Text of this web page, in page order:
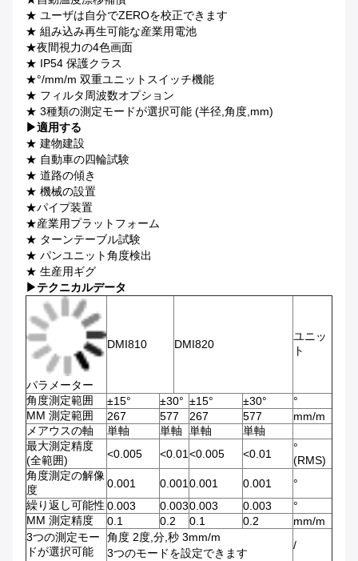
★ ユーザは自分でZEROを校正できます
★ 組み込み再生可能な産業用電池
★夜間視力の4色画面
★ IP54 保護クラス
★°/mm/m 双重ユニットスイッチ機能
★ フィルタ周波数オプション
★ 3種類の測定モードが選択可能 (半径,角度,mm)
▶適用する
★ 建物建設
★ 自動車の四輪試験
★ 道路の傾き
★ 機械の設置
★パイプ装置
★産業用プラットフォーム
★ ターンテーブル試験
★ パンユニット角度検出
★ 生産用ギグ
▶テクニカルデータ
パラメーター
DMI810 DMI820
ユニッ
ト
角度測定範囲 ±15° ±30° ±15° ±30°
°
MM 測定範囲
267 577 267 577
mm/m
メアウスの軸
単軸 単軸 単軸
単軸
最大測定精度
(全範囲)
<0.005 <0.01<0.005 <0.01
°
(RMS)
角度測定の解像
度
0.001 0.0010.001 0.001
°
繰り返し可能性 0.003 0.0030.003 0.003
°
MM 測定精度
0.1 0.2 0.1 0.2
mm/m
3つの測定モー
ドが選択可能
角度 2度,分,秒 3mm/m
3つのモードを設定できます
/